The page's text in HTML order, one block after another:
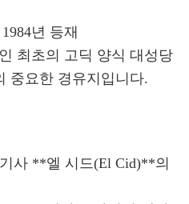
년 등재
최초의 고딕 양식 대성당
중요한 경유지입니다.
사 **엘 시드(El Cid)**의